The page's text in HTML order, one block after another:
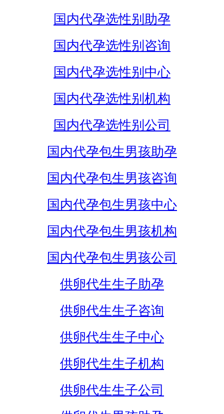
国内代孕选性别助孕
国内代孕选性别咨询
国内代孕选性别中心
国内代孕选性别机构
国内代孕选性别公司
国内代孕包生男孩助孕
国内代孕包生男孩咨询
国内代孕包生男孩中心
国内代孕包生男孩机构
国内代孕包生男孩公司
供卵代生生子助孕
供卵代生生子咨询
供卵代生生子中心
供卵代生生子机构
供卵代生生子公司